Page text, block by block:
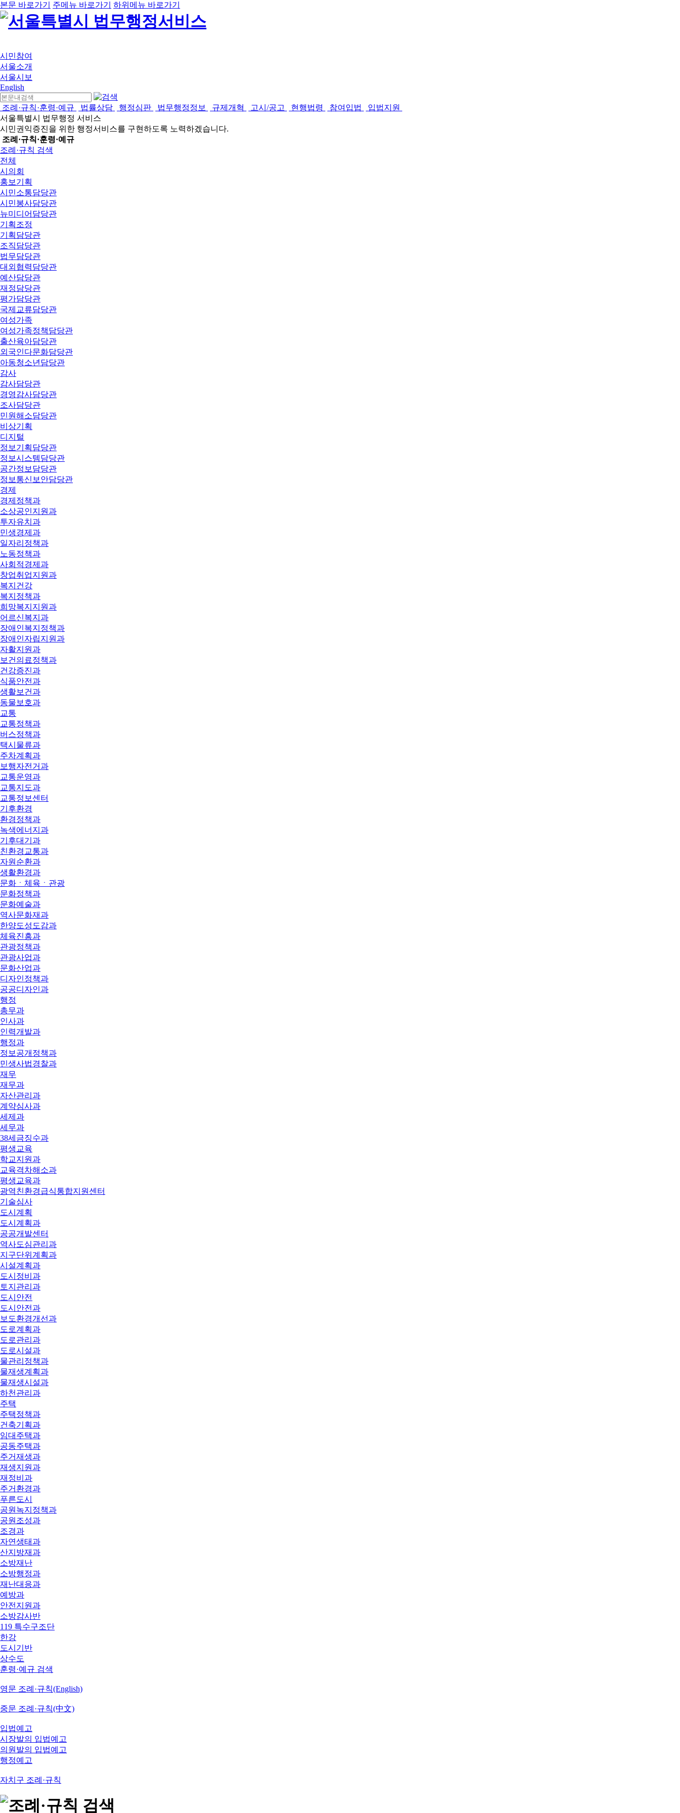
본문 바로가기 주메뉴 바로가기 하위메뉴 바로가기
시민참여
서울소개
서울시보
English
조례·규칙·훈령·예규 법률상담 행정심판 법무행정정보 규제개혁 고시/공고 현행법령 참여입법
입법지원
서울특별시 법무행정 서비스
시민권익증진을 위한 행정서비스를 구현하도록 노력하겠습니다.
조례·규칙·훈령·예규
조례·규칙 검색
전체
시의회
홍보기획
시민소통담당관
시민봉사담당관
뉴미디어담당관
기획조정
기획담당관
조직담당관
법무담당관
대외협력담당관
예산담당관
재정담당관
평가담당관
국제교류담당관
여성가족
여성가족정책담당관
출산육아담당관
외국인다문화담당관
아동청소년담당관
감사
감사담당관
경영감사담당관
조사담당관
민원해소담당관
비상기획
디지털
정보기획담당관
정보시스템담당관
공간정보담당관
정보통신보안담당관
경제
경제정책과
소상공인지원과
투자유치과
민생경제과
일자리정책과
노동정책과
사회적경제과
창업취업지원과
복지건강
복지정책과
희망복지지원과
어르신복지과
장애인복지정책과
장애인자립지원과
자활지원과
보건의료정책과
건강증진과
식품안전과
생활보건과
동물보호과
교통
교통정책과
버스정책과
택시물류과
주차계획과
보행자전거과
교통운영과
교통지도과
교통정보센터
기후환경
환경정책과
녹색에너지과
기후대기과
친환경교통과
자원순환과
생활환경과
문화ㆍ체육ㆍ관광
문화정책과
문화예술과
역사문화재과
한양도성도감과
체육진흥과
관광정책과
관광사업과
문화산업과
디자인정책과
공공디자인과
행정
총무과
인사과
인력개발과
행정과
정보공개정책과
민생사법경찰과
재무
재무과
자산관리과
계약심사과
세제과
세무과
38세금징수과
평생교육
학교지원과
교육격차해소과
평생교육과
광역친환경급식통합지원센터
기술심사
도시계획
도시계획과
공공개발센터
역사도심관리과
지구단위계획과
시설계획과
도시정비과
토지관리과
도시안전
도시안전과
보도환경개선과
도로계획과
도로관리과
도로시설과
물관리정책과
물재생계획과
물재생시설과
하천관리과
주택
주택정책과
건축기획과
임대주택과
공동주택과
주거재생과
재생지원과
재정비과
주거환경과
푸른도시
공원녹지정책과
공원조성과
조경과
자연생태과
산지방재과
소방재난
소방행정과
재난대응과
예방과
안전지원과
소방감사반
119 특수구조단
한강
도시기반
상수도
훈령·예규 검색
영문 조례·규칙(English)
중문 조례·규칙(中文)
입법예고
시장발의 입법예고
의원발의 입법예고
행정예고
자치구 조례·규칙